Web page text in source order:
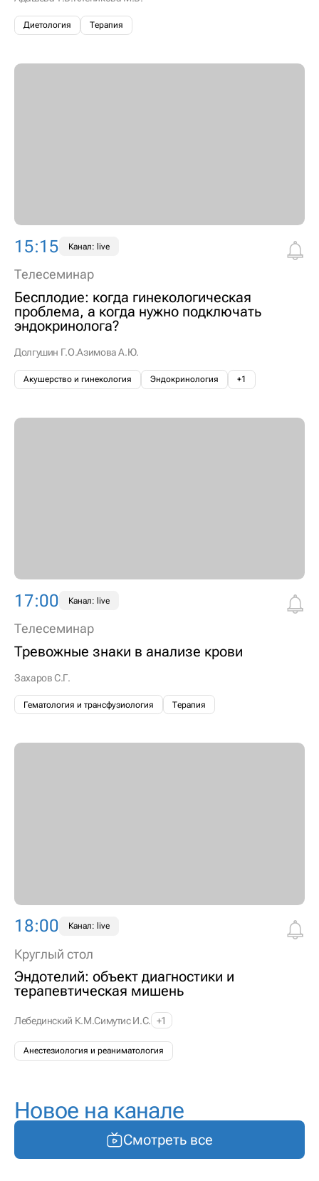
Диетология Терапия
15:15 Канал: live
Телесеминар
Бесплодие: когда гинекологическая
проблема, а когда нужно подключать
эндокринолога?
Долгушин Г.О.Азимова А.Ю.
Акушерство и гинекология Эндокринология +1
17:00 Канал: live
Телесеминар
Тревожные знаки в анализе крови
Захаров С.Г.
Гематология и трансфузиология Терапия
18:00 Канал: live
Круглый стол
Эндотелий: объект диагностики и
терапевтическая мишень
Лебединский К.М.Симутис И.С. +1
Анестезиология и реаниматология
Новое на канале
Смотреть все